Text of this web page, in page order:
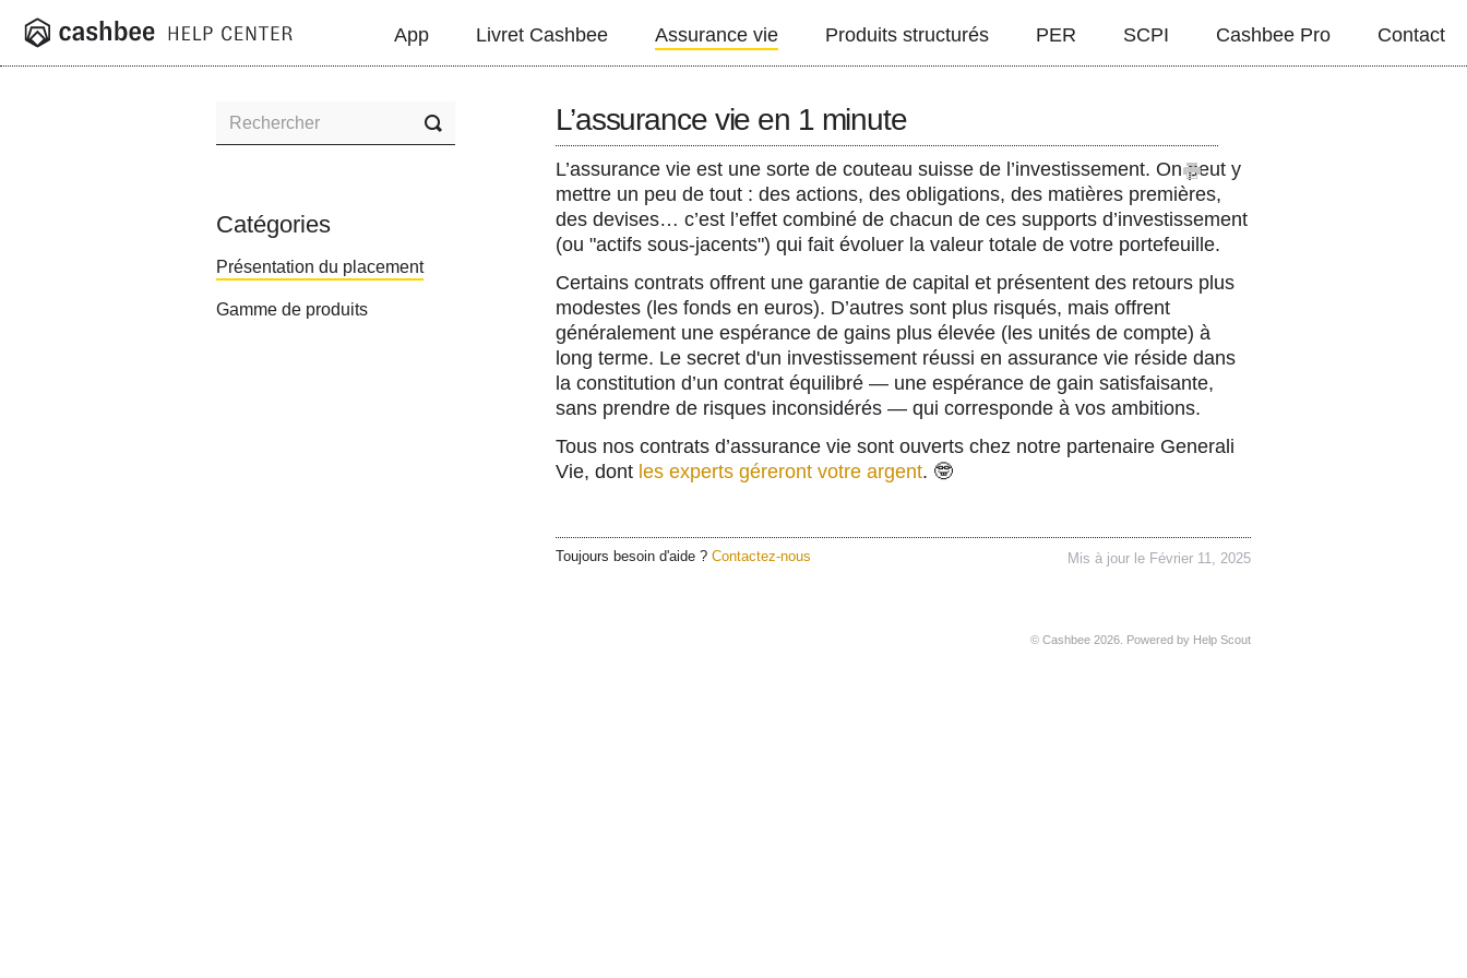
App Livret Cashbee Assurance vie Produits structurés PER SCPI Cashbee Pro Contact
L’assurance vie en 1 minute
L’assurance vie est une sorte de couteau suisse de l’investissement. On peut y
mettre un peu de tout : des actions, des obligations, des matières premières,
des devises… c’est l’effet combiné de chacun de ces supports d’investissement
(ou "actifs sous-jacents") qui fait évoluer la valeur totale de votre portefeuille.
Certains contrats offrent une garantie de capital et présentent des retours plus
modestes (les fonds en euros). D’autres sont plus risqués, mais offrent
généralement une espérance de gains plus élevée (les unités de compte) à
long terme. Le secret d'un investissement réussi en assurance vie réside dans
la constitution d’un contrat équilibré — une espérance de gain satisfaisante,
sans prendre de risques inconsidérés — qui corresponde à vos ambitions.
Tous nos contrats d’assurance vie sont ouverts chez notre partenaire Generali
Vie, dont les experts géreront votre argent. 🤓
Toujours besoin d'aide ?Contactez-nous Mis à jour le Février 11, 2025
Toggle
Search
Catégories
Présentation du placement
Gamme de produits
© Cashbee 2026. Powered by Help Scout